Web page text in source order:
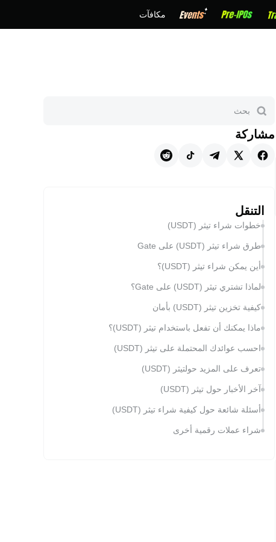
مكافآت
مشاركة
التنقل
خطوات شراء تيثر (USDT)
طرق شراء تيثر (USDT) على Gate
أين يمكن شراء تيثر (USDT)؟
لماذا تشتري تيثر (USDT) على Gate؟
كيفية تخزين تيثر (USDT) بأمان
ماذا يمكنك أن تفعل باستخدام تيثر (USDT)؟
احسب عوائدك المحتملة على تيثر (USDT)
تعرف على المزيد حولتيثر (USDT)
آخر الأخبار حول تيثر (USDT)
أسئلة شائعة حول كيفية شراء تيثر (USDT)
شراء عملات رقمية أخرى